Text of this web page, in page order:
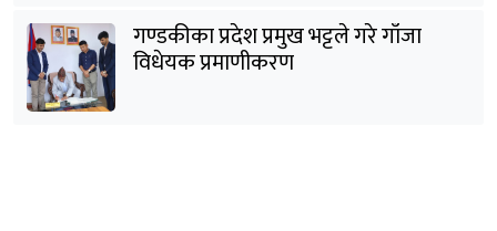
गण्डकीका प्रदेश प्रमुख भट्टले गरे गाँजा
विधेयक प्रमाणीकरण